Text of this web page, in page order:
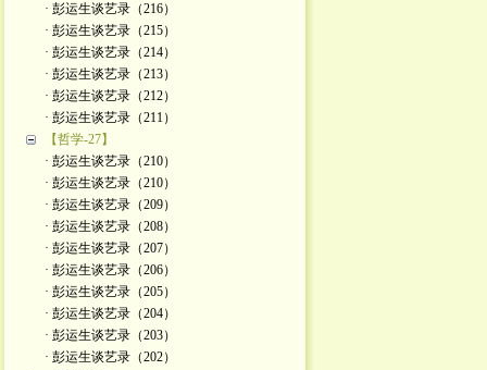
· 彭运生谈艺录（216）
· 彭运生谈艺录（215）
· 彭运生谈艺录（214）
· 彭运生谈艺录（213）
· 彭运生谈艺录（212）
· 彭运生谈艺录（211）
【哲学-27】
· 彭运生谈艺录（210）
· 彭运生谈艺录（210）
· 彭运生谈艺录（209）
· 彭运生谈艺录（208）
· 彭运生谈艺录（207）
· 彭运生谈艺录（206）
· 彭运生谈艺录（205）
· 彭运生谈艺录（204）
· 彭运生谈艺录（203）
· 彭运生谈艺录（202）